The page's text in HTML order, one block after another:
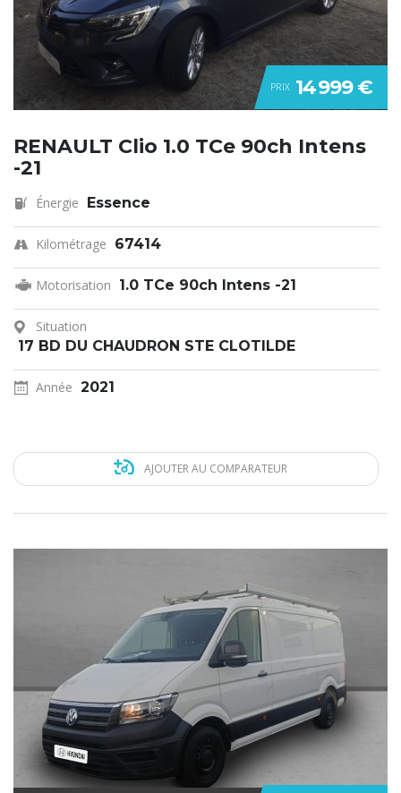
PRIX 14 999 €
RENAULT Clio 1.0 TCe 90ch Intens
-21
Énergie Essence
Kilométrage 67414
Motorisation 1.0 TCe 90ch Intens -21
Situation
17 BD DU CHAUDRON STE CLOTILDE
Année 2021
AJOUTER AU COMPARATEUR